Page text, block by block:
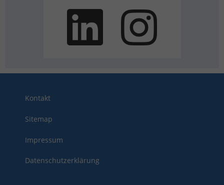
Kontakt
Sitemap
Impressum
Datenschutzerklärung